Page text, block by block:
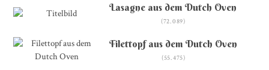
Lasagne aus dem Dutch Oven
(72.089)
Filettopf aus dem Dutch Oven
(55.475)